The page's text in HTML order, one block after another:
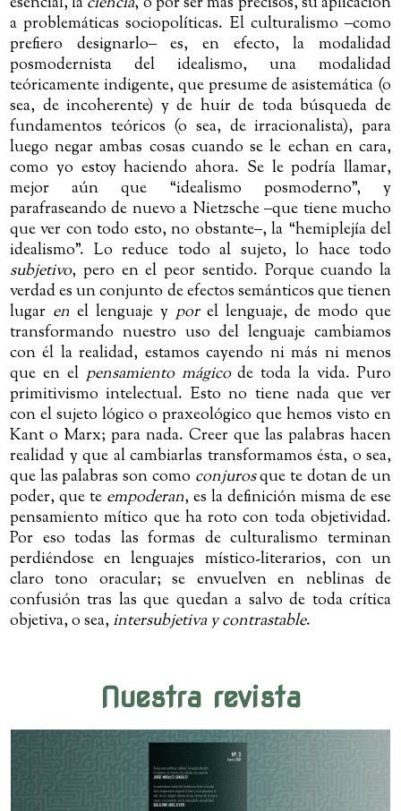
a problemáticas sociopolíticas. El culturalismo‒como
prefiero designarlo‒es, en efecto, la modalidad
posmodernista del idealismo, una modalidad
teóricamente indigente, que presume de asistemática (o
sea, de incoherente) y de huir de toda búsqueda de
fundamentos teóricos (o sea, de irracionalista), para
luego negar ambas cosas cuando se le echan en cara,
como yo estoy haciendo ahora. Se le podría llamar,
mejor aún que “idealismo posmoderno”, y
parafraseando de nuevo a Nietzsche‒que tiene mucho
que ver con todo esto, no obstante‒, la “hemiplejía del
idealismo”. Lo reduce todo al sujeto, lo hace todo
subjetivo, pero en el peor sentido. Porque cuando la
verdad es un conjunto de efectos semánticos que tienen
lugar en el lenguaje y porel lenguaje, de modo que
transformando nuestro uso del lenguaje cambiamos
con él la realidad, estamos cayendo ni más ni menos
que en el pensamiento mágicode toda la vida. Puro
primitivismo intelectual. Esto no tiene nada que ver
con el sujeto lógico o praxeológico que hemos visto en
Kant o Marx; para nada. Creer que las palabras hacen
realidad y que al cambiarlas transformamos ésta, o sea,
que las palabras son como conjurosque te dotan de un
poder, que te empoderan, es la definición misma de ese
pensamiento mítico que ha roto con toda objetividad.
Por eso todas las formas de culturalismo terminan
perdiéndose en lenguajes místico-literarios, con un
claro tono oracular; se envuelven en neblinas de
confusión tras las que quedan a salvo de toda crítica
objetiva, o sea, intersubjetiva y contrastable.
Nuestra revista